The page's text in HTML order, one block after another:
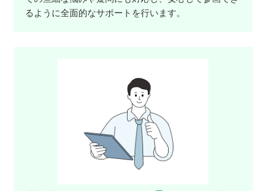
るように全面的なサポートを行います。